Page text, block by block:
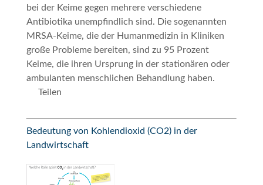
bei der Keime gegen mehrere verschiedene
Antibiotika unempfindlich sind. Die sogenannten
MRSA-Keime, die der Humanmedizin in Kliniken
große Probleme bereiten, sind zu 95 Prozent
Keime, die ihren Ursprung in der stationären oder
ambulanten menschlichen Behandlung haben.
Teilen
Bedeutung von Kohlendioxid (CO2) in der
Landwirtschaft